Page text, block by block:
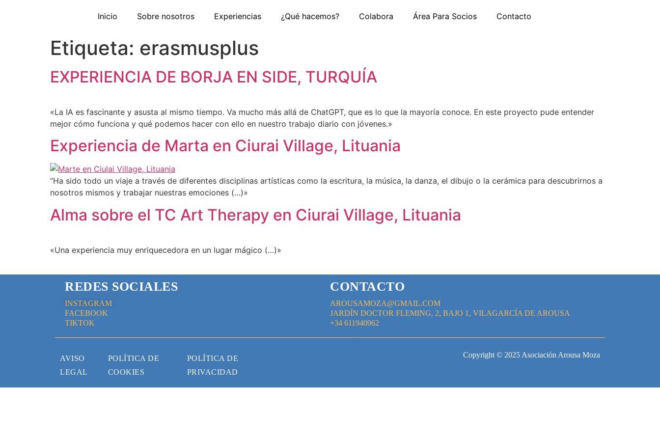
Inicio Sobre nosotros Experiencias ¿Qué hacemos? Colabora Área Para Socios Contacto
Etiqueta: erasmusplus
EXPERIENCIA DE BORJA EN SIDE, TURQUÍA
«La IA es fascinante y asusta al mismo tiempo. Va mucho más allá de ChatGPT, que es lo que la mayoría conoce. En este proyecto pude entender
mejor cómo funciona y qué podemos hacer con ello en nuestro trabajo diario con jóvenes.»
Experiencia de Marta en Ciurai Village, Lituania
“Ha sido todo un viaje a través de diferentes disciplinas artísticas como la escritura, la música, la danza, el dibujo o la cerámica para descubrirnos a
nosotros mismos y trabajar nuestras emociones (…)»
Alma sobre el TC Art Therapy en Ciurai Village, Lituania
«Una experiencia muy enriquecedora en un lugar mágico (…)»
REDES SOCIALES
INSTAGRAM
FACEBOOK
TIKTOK
CONTACTO
AROUSAMOZA@GMAIL.COM
JARDÍN DOCTOR FLEMING, 2, BAJO 1, VILAGARCÍA DE AROUSA
+34 611940962
AVISO
LEGAL
POLÍTICA DE
COOKIES
POLÍTICA DE
PRIVACIDAD
Copyright © 2025 Asociación Arousa Moza